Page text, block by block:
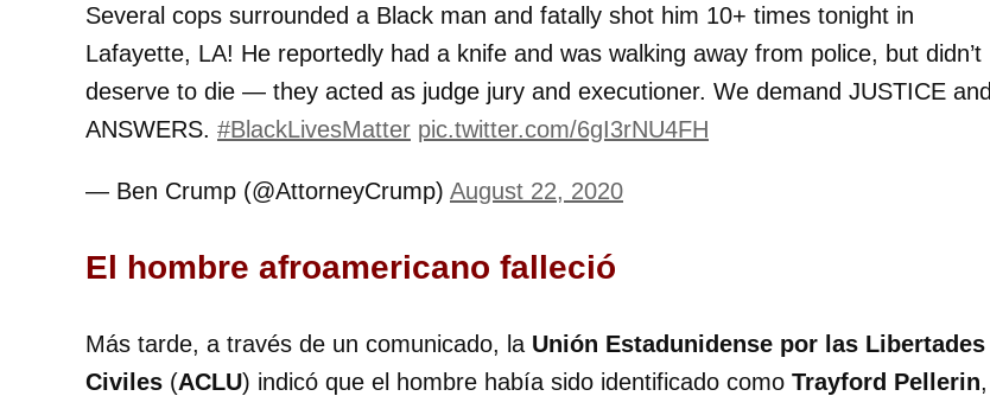
Several cops surrounded a Black man and fatally shot him 10+ times tonight in
Lafayette, LA! He reportedly had a knife and was walking away from police, but didn’t
deserve to die — they acted as judge jury and executioner. We demand JUSTICE and
ANSWERS. #BlackLivesMatter pic.twitter.com/6gI3rNU4FH
— Ben Crump (@AttorneyCrump) August 22, 2020
El hombre afroamericano falleció
Más tarde, a través de un comunicado, la Unión Estadunidense por las Libertades
Civiles (ACLU) indicó que el hombre había sido identificado como Trayford Pellerin,